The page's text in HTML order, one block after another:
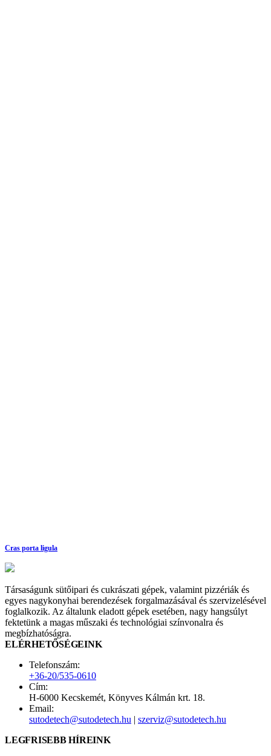
Cras porta ligula
Társaságunk sütőipari és cukrászati gépek, valamint pizzériák és
egyes nagykonyhai berendezések forgalmazásával és szervizelésével
foglalkozik. Az általunk eladott gépek esetében, nagy hangsúlyt
fektetünk a magas műszaki és technológiai színvonalra és
megbízhatóságra.
ELÉRHETŐSÉGEINK
Telefonszám:
+36-20/535-0610
Cím:
H-6000 Kecskemét, Könyves Kálmán krt. 18.
Email:
sutodetech@sutodetech.hu | szerviz@sutodetech.hu
LEGFRISEBB HÍREINK